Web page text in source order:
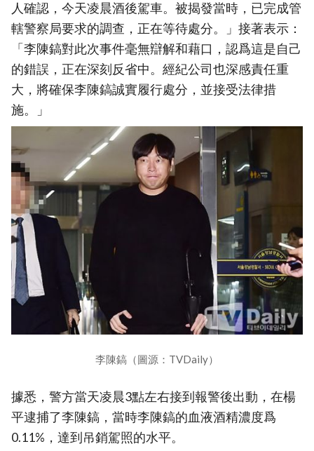
人確認，今天凌晨酒後駕車。被揭發當時，已完成管
轄警察局要求的調查，正在等待處分。」接著表示：
「李陳鎬對此次事件毫無辯解和藉口，認爲這是自己
的錯誤，正在深刻反省中。經紀公司也深感責任重
大，將確保李陳鎬誠實履行處分，並接受法律措
施。」
李陳鎬（圖源：TVDaily）
據悉，警方當天凌晨3點左右接到報警後出動，在楊
平逮捕了李陳鎬，當時李陳鎬的血液酒精濃度爲
0.11%，達到吊銷駕照的水平。